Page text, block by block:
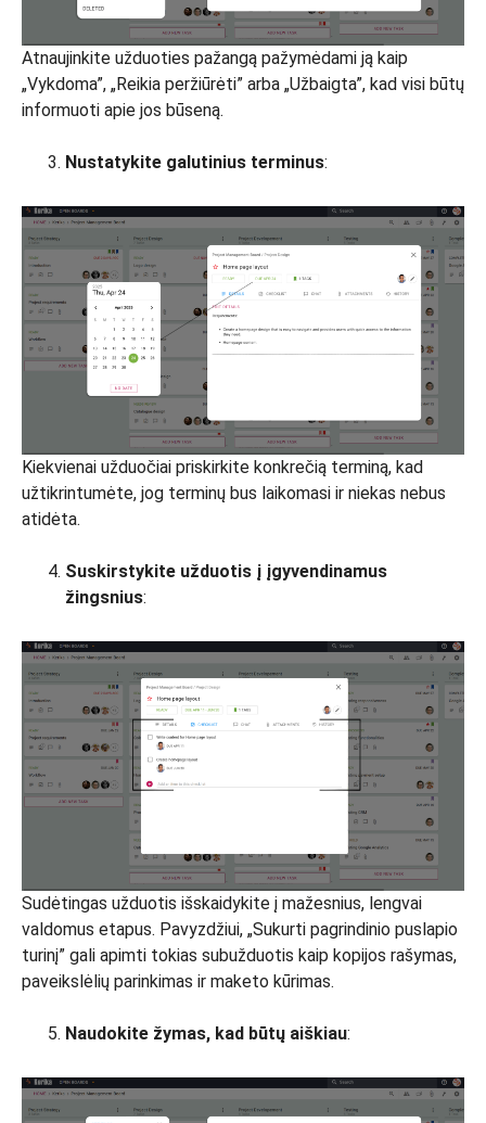
Atnaujinkite užduoties pažangą pažymėdami ją kaip
„Vykdoma”, „Reikia peržiūrėti” arba „Užbaigta”, kad visi būtų
informuoti apie jos būseną.
Nustatykite galutinius terminus:
Kiekvienai užduočiai priskirkite konkrečią terminą, kad
užtikrintumėte, jog terminų bus laikomasi ir niekas nebus
atidėta.
Suskirstykite užduotis į įgyvendinamus
žingsnius:
Sudėtingas užduotis išskaidykite į mažesnius, lengvai
valdomus etapus. Pavyzdžiui, „Sukurti pagrindinio puslapio
turinį” gali apimti tokias subužduotis kaip kopijos rašymas,
paveikslėlių parinkimas ir maketo kūrimas.
Naudokite žymas, kad būtų aiškiau: